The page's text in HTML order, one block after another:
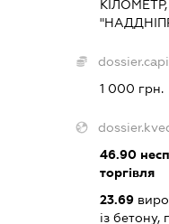
1 000 грн.
46.90
торгівля
23.69
із бетону,